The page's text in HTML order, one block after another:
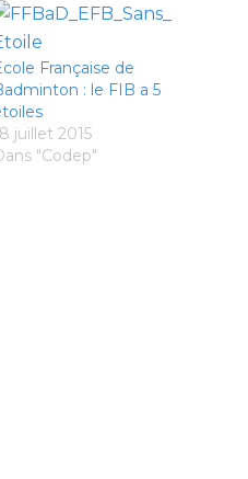
Française de
: le FIB a 5
juillet 2015
"Codep"